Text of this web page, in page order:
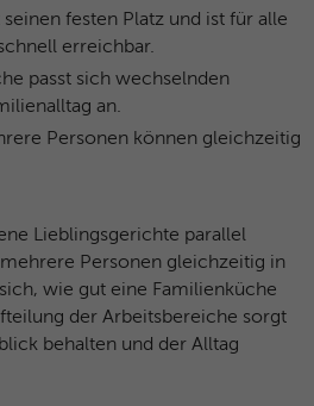
seinen festen Platz und ist für alle
erreichbar.
passt sich wechselnden
an.
Personen können gleichzeitig
Lieblingsgerichte parallel
Personen gleichzeitig in
wie gut eine Familienküche
der Arbeitsbereiche sorgt
behalten und der Alltag